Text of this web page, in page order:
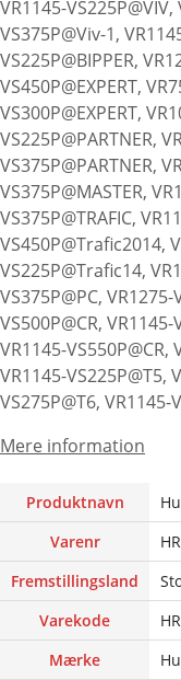
VR1145-
VS375P@Viv-1,
VS225P@BIPPER,
VS450P@EXPERT,
VS300P@EXPERT,
VS225P@PARTNER,
VS375P@PARTNER,
VS375P@MASTER,
VS375P@TRAFIC,
VS450P@Trafic2014,
VS225P@Trafic14,
VS375P@PC,
VS500P@CR, VR1145-
VR1145-VS550P@CR,
VR1145-VS225P@T5,
VS275P@T6, VR1145-
Mere information
Produktnavn
Varenr
Fremstillingsland
Varekode
Mærke